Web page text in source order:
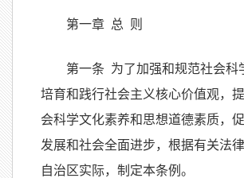
第一章 总 则
第一条 为了加强和规范社会科
培育和践行社会主义核心价值观，
会科学文化素养和思想道德素质，
发展和社会全面进步，根据有关法
自治区实际，制定本条例。